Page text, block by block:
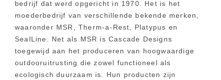
bedrijf dat werd opgericht in 1970. Het is het
moederbedrijf van verschillende bekende merken,
waaronder MSR, Therm-a-Rest, Platypus en
SealLine. Net als MSR is Cascade Designs
toegewijd aan het produceren van hoogwaardige
outdooruitrusting die zowel functioneel als
ecologisch duurzaam is. Hun producten zijn